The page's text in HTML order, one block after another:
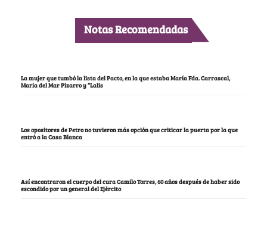
Notas Recomendadas
La mujer que tumbó la lista del Pacto, en la que estaba María Fda. Carrascal,
María del Mar Pizarro y “Lalis
Los opositores de Petro no tuvieron más opción que criticar la puerta por la que
entró a la Casa Blanca
Así encontraron el cuerpo del cura Camilo Torres, 60 años después de haber sido
escondido por un general del Ejército